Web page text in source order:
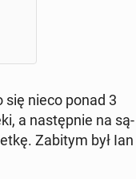
się nieco ponad 3
a na­stęp­nie na są­
Zabitym był Ian